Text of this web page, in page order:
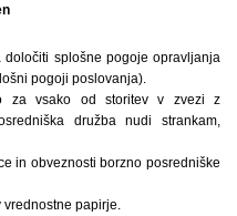
splošne pogoje opravljanja
pogoji poslovanja).
za vsako od storitev v zvezi z
družba nudi strankam,
in obveznosti borzno posredniške
papirje.